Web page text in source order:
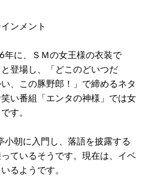
ンメント
年に、ＳＭの女王様の衣装で
登場し、「どこのどいつだ
、この豚野郎！」で締めるネタ
い番組「エンタの神様」では女
す。
朝に入門し、落語を披露する
ているそうです。現在は、イベ
るようです。